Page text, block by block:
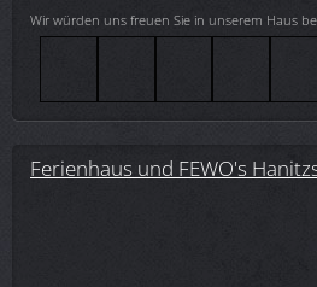
Wir würden uns freuen Sie in unserem Haus
Ferienhaus und FEWO's